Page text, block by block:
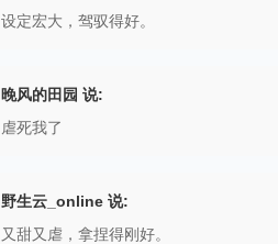
设定宏大，驾驭得好。
晚风的田园 说:
虐死我了
野生云_online 说:
又甜又虐，拿捏得刚好。